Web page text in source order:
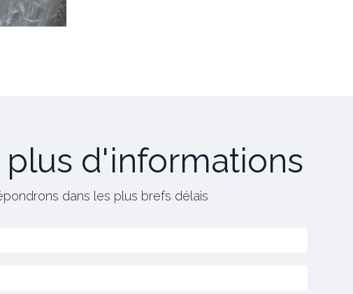
d'informations
dans les plus brefs délais